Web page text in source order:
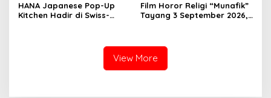
HANA Japanese Pop-Up
Kitchen Hadir di Swiss-
Pengalaman Omakase
Film Horor Religi “Munafik”
Tayang 3 September 2026,
View More